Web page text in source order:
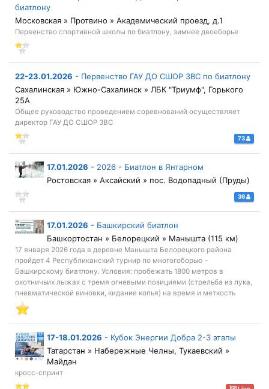
биатлону
Московская » Протвино » Академический проезд, д.1
Первенство спортивной школы по биатлону, зимнее двоеборье
22-23.01.2026 - Первенство ГАУ ДО СШОР ЗВС по биатлону
Сахалинская » Южно-Сахалинск » ЛБК "Триумф", Горького
25А
Общее руководство проведением соревнований осуществляет
директор ГАУ ДО СШОР ЗВС
73
17.01.2026 - 2026 - Биатлон в Янтарном
Ростовская » Аксайский » пос. Водопадный (Пруды)
36
17.01.2026 - Башкирский биатлон
Башкортостан » Белорецкий » Манышта (115 км)
17 января 2026 года в деревне Манышта Белорецкого района
пройдет 4 Республиканский турнир по многогоборью -
Башкирскому биатлону. Условия: пробежать 1800 метров в
охотничьих лыжах с тремя огневыми позициями (стрельба из лука,
пневматической виновки, кидание копья) на время и меткость
17-18.01.2026 - Кубок Энергии Добра 2-3 этапы
Татарстан » Набережные Челны, Тукаевский »
Майдан
кросс-спринт